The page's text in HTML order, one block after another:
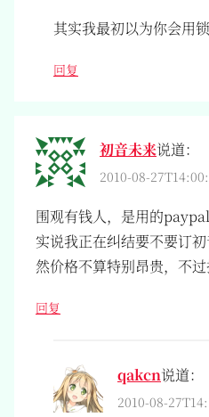
其实我最初以为你会用
回复
初音未来说道：
2010-08-
围观有钱人，是用的
实说我正在纠结要不要订
然价格不算特别昂贵，不
回复
qakcn说道：
2010-08-